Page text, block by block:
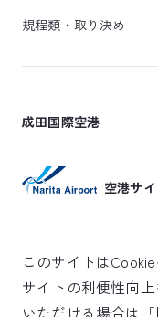
規程類・取り決め
成田国際空港
空港サイ
SKYTRAX
このサイトは
サイトの利便性向
いただける場合は